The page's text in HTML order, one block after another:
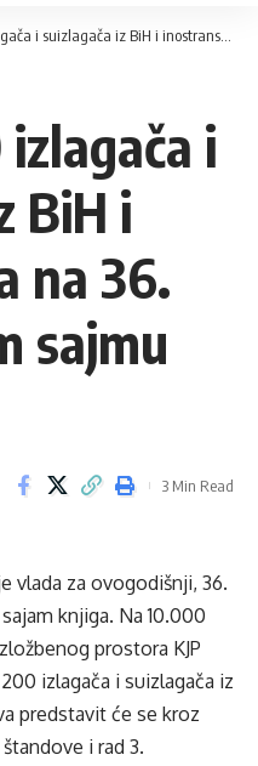
iz BiH i inostranstva na 36. Sarajevskom sajmu knjiga
i
BiH i
na 36.
sajmu
3 Min Read
vlada za ovogodišnji, 36.
knjiga. Na 10.000
prostora KJP
izlagača i suizlagača iz
predstavit će se kroz
i rad 3.